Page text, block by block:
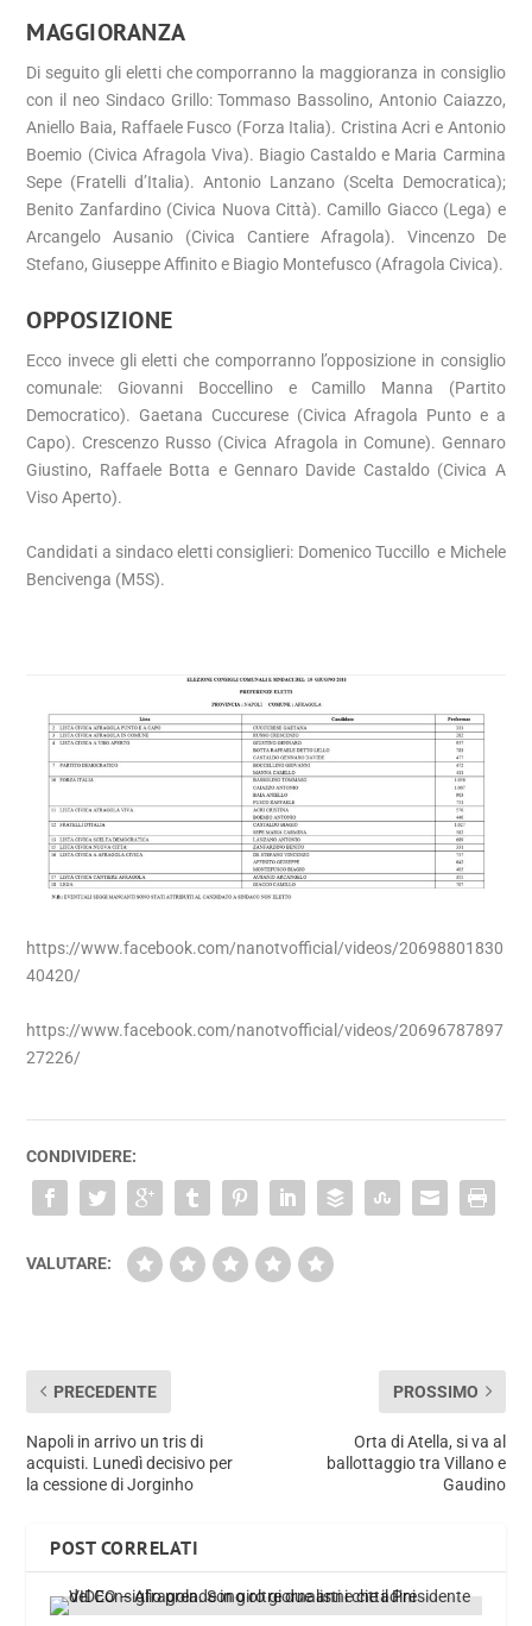
MAGGIORANZA
Di seguito gli eletti che comporranno la maggioranza in consiglio
con il neo Sindaco Grillo: Tommaso Bassolino, Antonio Caiazzo,
Aniello Baia, Raffaele Fusco (Forza Italia). Cristina Acri e Antonio
Boemio (Civica Afragola Viva). Biagio Castaldo e Maria Carmina
Sepe (Fratelli d’Italia). Antonio Lanzano (Scelta Democratica);
Benito Zanfardino (Civica Nuova Città). Camillo Giacco (Lega) e
Arcangelo Ausanio (Civica Cantiere Afragola). Vincenzo De
Stefano, Giuseppe Affinito e Biagio Montefusco (Afragola Civica).
OPPOSIZIONE
Ecco invece gli eletti che comporranno l’opposizione in consiglio
comunale: Giovanni Boccellino e Camillo Manna (Partito
Democratico). Gaetana Cuccurese (Civica Afragola Punto e a
Capo). Crescenzo Russo (Civica Afragola in Comune). Gennaro
Giustino, Raffaele Botta e Gennaro Davide Castaldo (Civica A
Viso Aperto).
Candidati a sindaco eletti consiglieri: Domenico Tuccillo e Michele
Bencivenga (M5S).
https://www.facebook.com/nanotvofficial/videos/20698801830
40420/
https://www.facebook.com/nanotvofficial/videos/20696787897
27226/
CONDIVIDERE:
VALUTARE:
PRECEDENTE
Napoli in arrivo un tris di
acquisti. Lunedì decisivo per
la cessione di Jorginho
PROSSIMO
Orta di Atella, si va al
ballottaggio tra Villano e
Gaudino
POST CORRELATI